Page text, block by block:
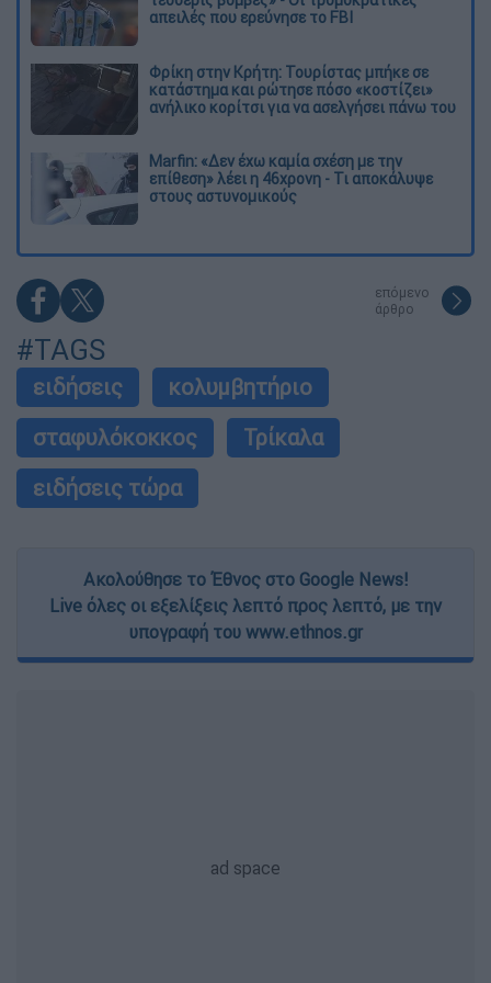
απειλές που ερεύνησε το FBI
Φρίκη στην Κρήτη: Τουρίστας μπήκε σε
κατάστημα και ρώτησε πόσο «κοστίζει»
ανήλικο κορίτσι για να ασελγήσει πάνω του
Marfin: «Δεν έχω καμία σχέση με την
επίθεση» λέει η 46χρονη - Τι αποκάλυψε
στους αστυνομικούς
επόμενο
άρθρο
#TAGS
ειδήσεις
κολυμβητήριο
σταφυλόκοκκος
Τρίκαλα
ειδήσεις τώρα
Ακολούθησε το Έθνος στο Google News!
Live όλες οι εξελίξεις λεπτό προς λεπτό, με την
υπογραφή του www.ethnos.gr